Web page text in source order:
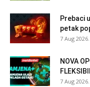
Prebaci
petak
7 Aug
NOVA
7 Aug